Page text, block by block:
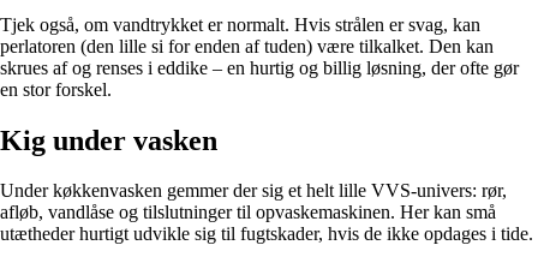
Tjek også, om vandtrykket er normalt. Hvis strålen er svag, kan
perlatoren (den lille si for enden af tuden) være tilkalket. Den kan
skrues af og renses i eddike – en hurtig og billig løsning, der ofte gør
en stor forskel.
Kig under vasken
Under køkkenvasken gemmer der sig et helt lille VVS-univers: rør,
afløb, vandlåse og tilslutninger til opvaskemaskinen. Her kan små
utætheder hurtigt udvikle sig til fugtskader, hvis de ikke opdages i tide.